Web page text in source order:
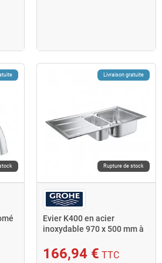
Livraison gratuite
Rupture de stock
Evier K400 en acier
inoxydable 970 x 500 mm à
166,94 € TTC